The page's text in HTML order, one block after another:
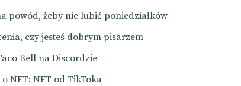
powód, żeby nie lubić poniedziałków
czy jesteś dobrym pisarzem
Bell na Discordzie
NFT: NFT od TikToka